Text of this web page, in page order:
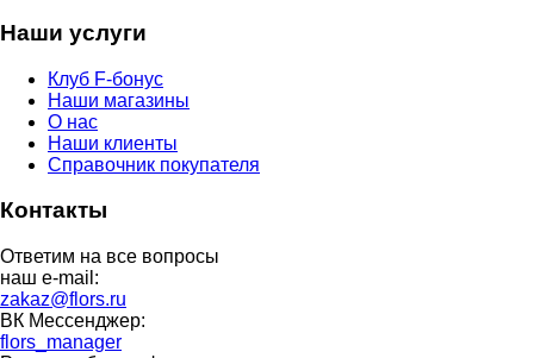
Наши услуги
Клуб F-бонус
Наши магазины
О нас
Наши клиенты
Справочник покупателя
Контакты
Ответим на все вопросы
наш e-mail:
zakaz@flors.ru
ВК Мессенджер:
flors_manager